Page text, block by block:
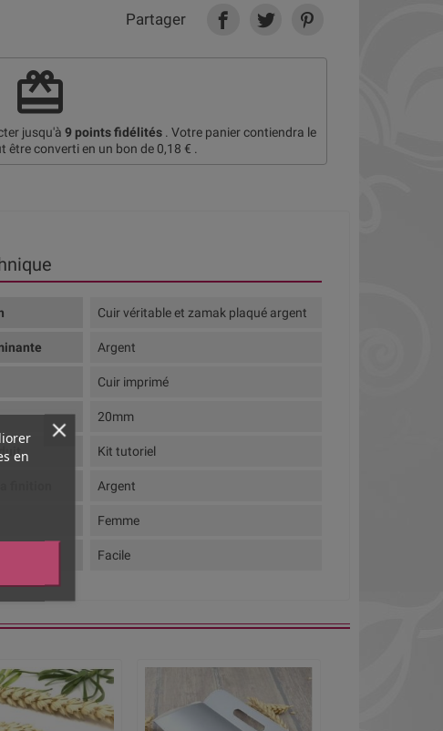
Partager
redeem
jusqu'à 9points fidélités. Votre panier contiendra le
être converti en un bon de 0,18 € .
Cuir véritable et zamak plaqué argent
Argent
Cuir imprimé
20mm
Kit tutoriel
finition Argent
Femme
Facile
en